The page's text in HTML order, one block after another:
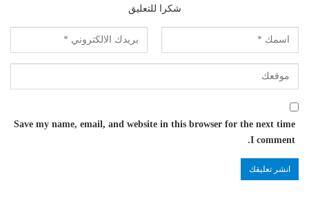
شكرا للتعليق
Save my name, email, and website in this browser for the next time
I comment.